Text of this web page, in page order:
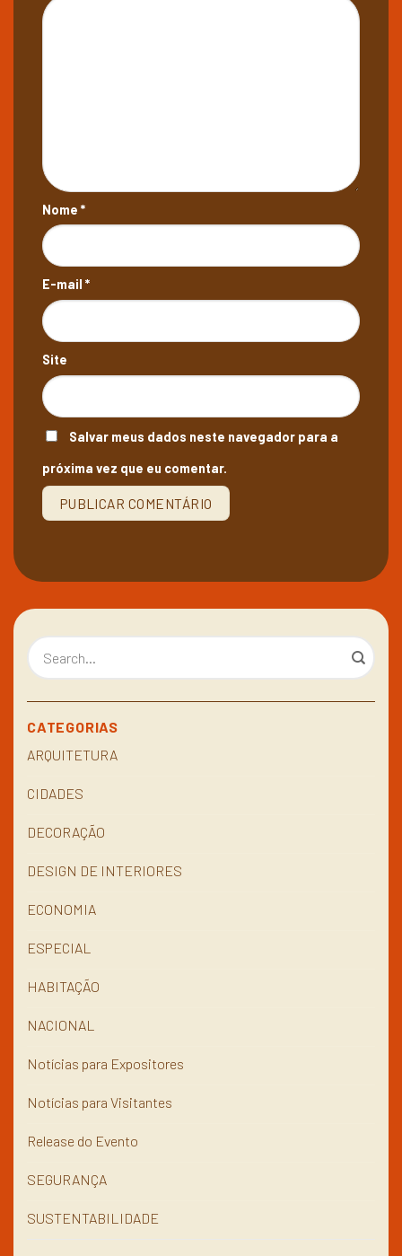
Nome *
E-mail *
Site
Salvar meus dados neste navegador para a
próxima vez que eu comentar.
CATEGORIAS
ARQUITETURA
CIDADES
DECORAÇÃO
DESIGN DE INTERIORES
ECONOMIA
ESPECIAL
HABITAÇÃO
NACIONAL
Notícias para Expositores
Notícias para Visitantes
Release do Evento
SEGURANÇA
SUSTENTABILIDADE